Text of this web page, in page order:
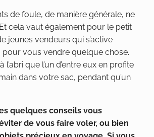
de foule, de manière générale, ne
cela vaut également pour le petit
jeunes vendeurs qui s’active
vous vendre quelque chose.
l’abri que l’un d’entre eux en profite
dans votre sac, pendant qu’un
quelques conseils vous
de vous faire voler, ou bien